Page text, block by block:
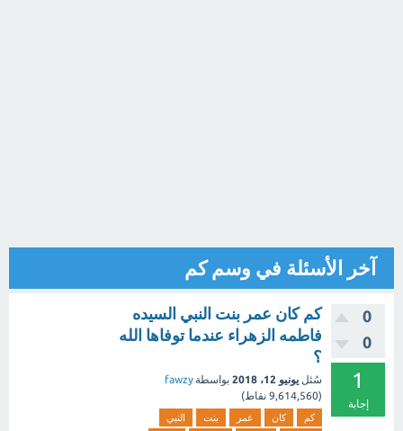
آخر الأسئلة في وسم كم
0
0
1
إجابة
كم كان عمر بنت النبي السيده
فاطمه الزهراء عندما توفاها الله
؟
سُئل يونيو 12، 2018 بواسطةfawzy
(
9,614,560 نقاط)
كم كان عمر بنت
النبي